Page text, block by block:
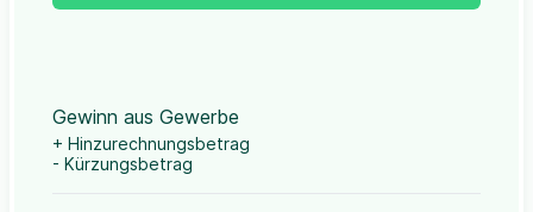
Gewinn aus Gewerbe
+ Hinzurechnungsbetrag
- Kürzungsbetrag